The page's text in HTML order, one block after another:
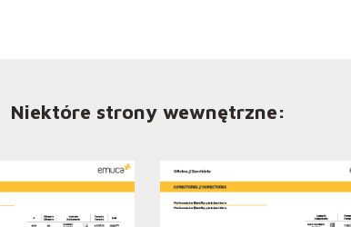
Niektóre strony wewnętrzne: